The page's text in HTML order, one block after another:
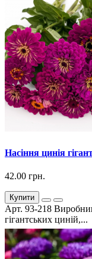
Насіння цинія
42.00 грн.
Купити
Арт. 93-218
гігантських циній,...